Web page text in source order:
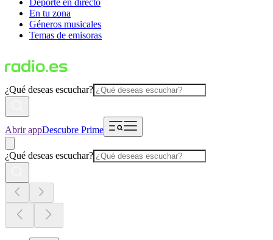
Deporte en directo
En tu zona
Géneros musicales
Temas de emisoras
¿Qué deseas escuchar?
Abrir appDescubre Prime
¿Qué deseas escuchar?